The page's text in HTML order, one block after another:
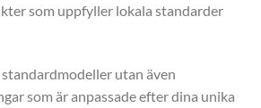
som uppfyller lokala standarder
utan även
som är anpassade efter dina unika